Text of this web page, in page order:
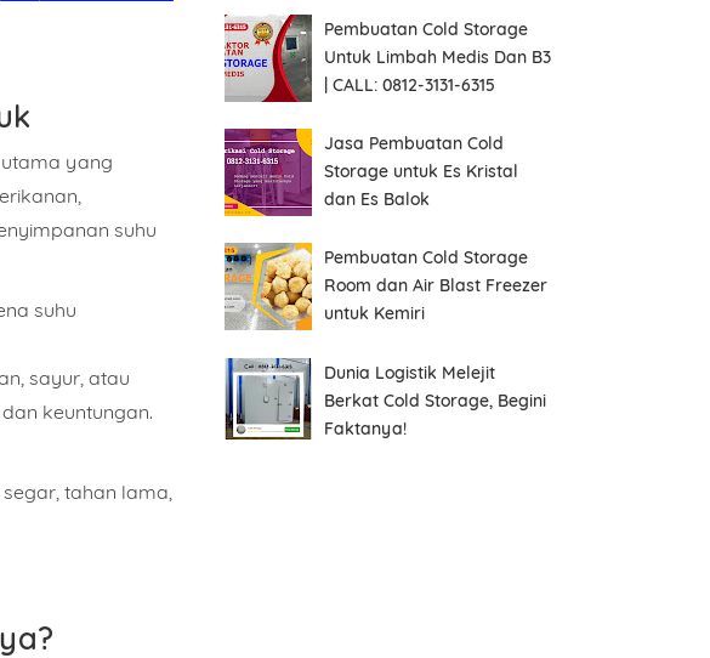
yang
suhu
suhu
sayur, atau
keuntungan.
tahan lama,
Pembuatan Cold Storage
Untuk Limbah Medis Dan B3
| CALL: 0812-3131-6315
Jasa Pembuatan Cold
Storage untuk Es Kristal
dan Es Balok
Pembuatan Cold Storage
Room dan Air Blast Freezer
untuk Kemiri
Dunia Logistik Melejit
Berkat Cold Storage, Begini
Faktanya!